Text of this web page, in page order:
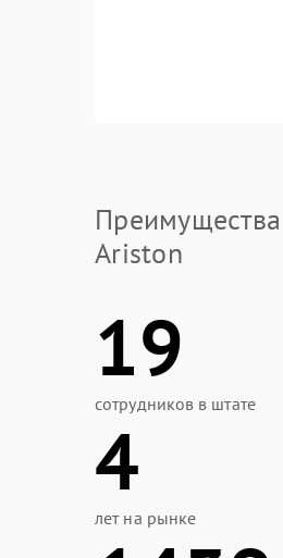
Ariston
19
сотрудников в штате
4
лет на рынке